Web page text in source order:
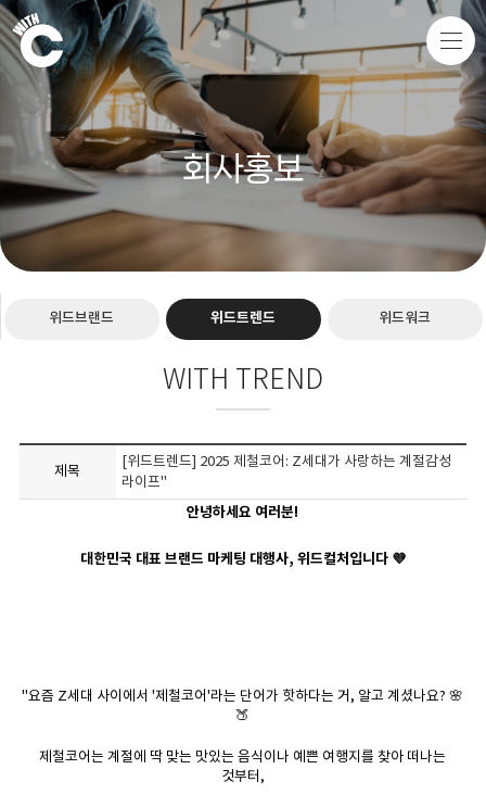
회사홍보
위드브랜드 위드트렌드 위드워크
WITH TREND
제목
[위드트렌드] 2025 제철코어: Z세대가 사랑하는 계절감성
라이프"
안녕하세요 여러분!
대한민국 대표 브랜드 마케팅 대행사, 위드컬처입니다 💜
"요즘 Z세대 사이에서 '제철코어'라는 단어가 핫하다는 거, 알고 계셨나요? 🌸
🍑
제철코어는 계절에 딱 맞는 맛있는 음식이나 예쁜 여행지를 찾아 떠나는
것부터,